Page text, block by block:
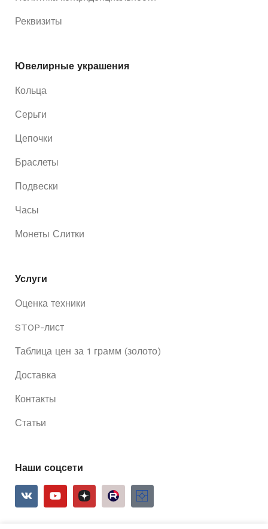
Реквизиты
Ювелирные украшения
Кольца
Серьги
Цепочки
Браслеты
Подвески
Часы
Монеты Слитки
Услуги
Оценка техники
STOP-лист
Таблица цен за 1 грамм (золото)
Доставка
Контакты
Статьи
Наши соцсети